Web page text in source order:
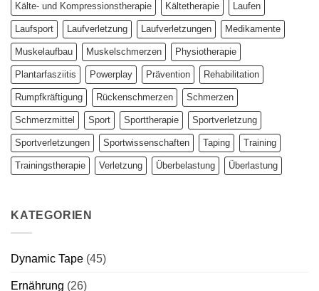
Kälte- und Kompressionstherapie Kältetherapie Laufen
Laufsport Laufverletzung Laufverletzungen Medikamente
Muskelaufbau Muskelschmerzen Physiotherapie
Plantarfasziitis Powerplay Prävention Rehabilitation
Rumpfkräftigung Rückenschmerzen Schmerzen
Schmerzmittel Sport Sporttherapie Sportverletzung
Sportverletzungen Sportwissenschaften Taping Training
Trainingstherapie Verletzung Überbelastung Überlastung
KATEGORIEN
Dynamic Tape (45)
Ernährung (26)